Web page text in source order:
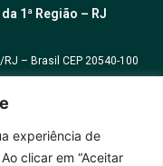
experiência de
clicar em “Aceitar
1ª Região – RJ
– Brasil CEP 20540-100